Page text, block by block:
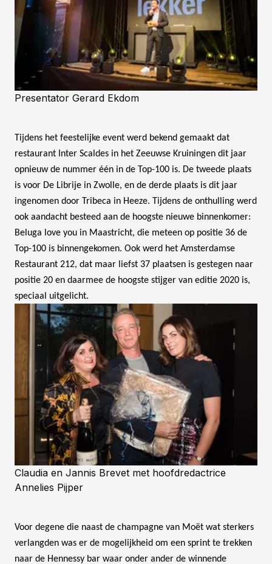
Presentator Gerard Ekdom
Tijdens het feestelijke event werd bekend gemaakt dat
restaurant Inter Scaldes in het Zeeuwse Kruiningen dit jaar
opnieuw de nummer één in de Top-100 is. De tweede plaats
is voor De Librije in Zwolle, en de derde plaats is dit jaar
ingenomen door Tribeca in Heeze. Tijdens de onthulling werd
ook aandacht besteed aan de hoogste nieuwe binnenkomer:
Beluga love you in Maastricht, die meteen op positie 36 de
Top-100 is binnengekomen. Ook werd het Amsterdamse
Restaurant 212, dat maar liefst 37 plaatsen is gestegen naar
positie 20 en daarmee de hoogste stijger van editie 2020 is,
speciaal uitgelicht.
Claudia en Jannis Brevet met hoofdredactrice
Annelies Pijper
Voor degene die naast de champagne van Moët wat sterkers
verlangden was er de mogelijkheid om een sprint te trekken
naar de Hennessy bar waar onder ander de winnende